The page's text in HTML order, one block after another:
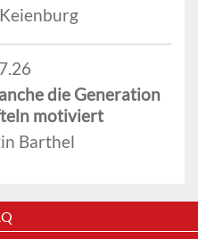
die Generation
motiviert
Barthel